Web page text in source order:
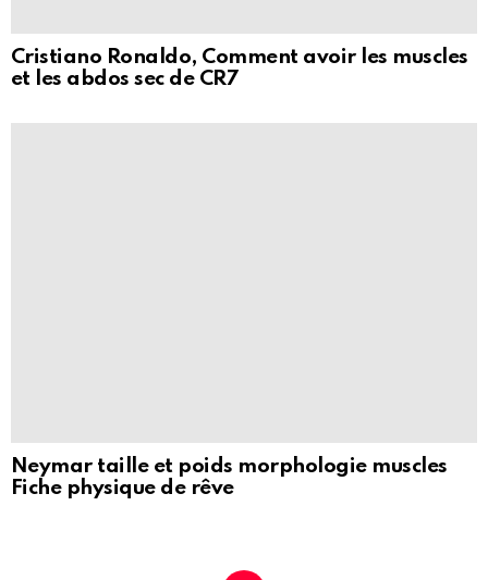
Cristiano Ronaldo, Comment avoir les muscles
et les abdos sec de CR7
Neymar taille et poids morphologie muscles
Fiche physique de rêve